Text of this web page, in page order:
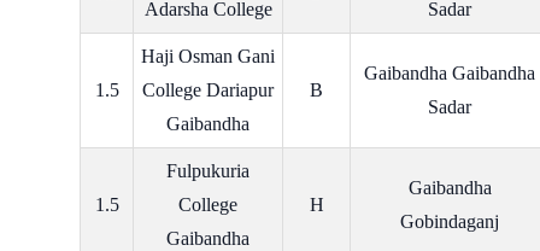
Adarsha College
Sadar
1.5
Haji Osman Gani
College Dariapur
Gaibandha
B
Gaibandha Gaibandha
Sadar
1.5
Fulpukuria
College
Gaibandha
H
Gaibandha
Gobindaganj